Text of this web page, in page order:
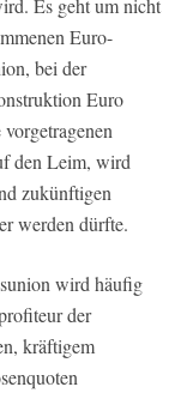
Euro-
bei der
Euro
den Leim, wird
zukünftigen
werden dürfte.
wird häufig
der
kräftigem